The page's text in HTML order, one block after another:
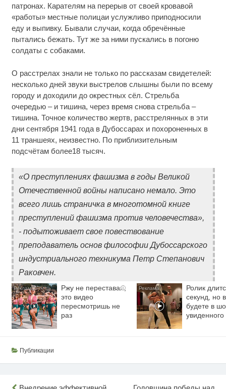
патронах. Карателям на перерыв от своей кровавой
«работы» местные полицаи услужливо приподносили
еду и выпивку. Бывали случаи, когда обречённые
пытались бежать. Тут же за ними пускались в погоню
солдаты с собаками.
О расстрелах знали не только по рассказам свидетелей:
несколько дней звуки выстрелов слышны были по всему
городу и доходили до окрестных сёл. Стрельба
очередью – и тишина, через время снова стрельба –
тишина. Точное количество жертв, расстрелянных в эти
дни сентября 1941 года в Дубоссарах и похороненных в
11 траншеях, неизвестно. По приблизительным
подсчётам более18 тысяч.
«О преступлениях фашизма в годы Великой
Отечественной войны написано немало. Это
всего лишь страничка в многотомной книге
преступлений фашизма против человечества»,
- подытоживает свое повествование
преподаватель основ философии Дубоссарского
индустриального техникума Петр Степанович
Раковчен.
i
Ржу не переставая,
это видео
пересмотришь не
раз
Ролик
секунд, но
будете в
увиденного
Публикации